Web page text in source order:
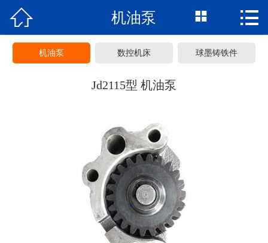
网站首页
常见问题
联系我们
 机油泵  
机油泵 数控机床 球墨铸铁件
Jd2115型 机油泵